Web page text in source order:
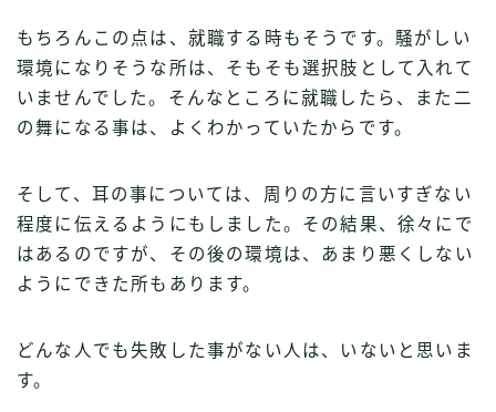
もちろんこの点は、就職する時もそうです。騒がしい
環境になりそうな所は、そもそも選択肢として入れて
いませんでした。そんなところに就職したら、また二
の舞になる事は、よくわかっていたからです。
そして、耳の事については、周りの方に言いすぎない
程度に伝えるようにもしました。その結果、徐々にで
はあるのですが、その後の環境は、あまり悪くしない
ようにできた所もあります。
どんな人でも失敗した事がない人は、いないと思いま
す。